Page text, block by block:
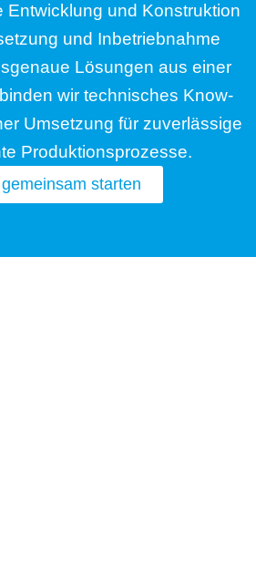
Entwicklung und Konstruktion
und Inbetriebnahme
Lösungen aus einer
wir technisches Know-
Umsetzung für zuverlässige
Produktionsprozesse.
starten